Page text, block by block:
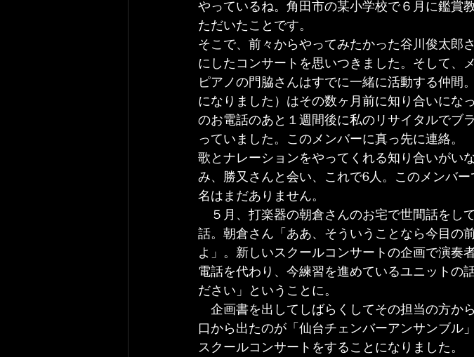
やっているね。角田市の某小学校で６月に鑑賞
ただいたことです。
そこで、前々からやってみたかった谷川俊太郎
にしたコンサートを思いつきました。そして、
ピアノの門脇さんはすでに一緒に活動する仲間
になりました）はその数ヶ月前に知り合いにな
のお電話のあと１週間後に私のリサイタルでブ
っていました。このメンバーに真っ先に連絡。
歌とナレーションをやってくれる知り合いがい
み、勝又さんと会い、これで6人。このメンバ
名はまだありません。
５月、打楽器の朝倉さんのお宅で世間話をし
話。朝倉さん「ああ、そういうことなら今目の
よ」。新しいスクールコンサートの企画で演奏
電話を代わり、今練習を進めているユニットの
ださい」ということに。
企画書を出してしばらくしてその担当の方か
口から出たのが「仙台チェンバーアンサンブル
スクールコンサートをすることになりました。